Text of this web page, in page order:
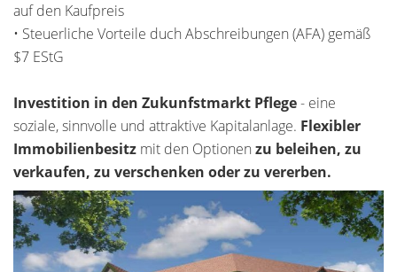
auf den Kaufpreis
• Steuerliche Vorteile duch Abschreibungen (AFA) gemäß
$7 EStG
Investition in den Zukunfstmarkt Pflege- eine
soziale, sinnvolle und attraktive Kapitalanlage. Flexibler
Immobilienbesitz mit den Optionen zu beleihen, zu
verkaufen, zu verschenken oder zu vererben.